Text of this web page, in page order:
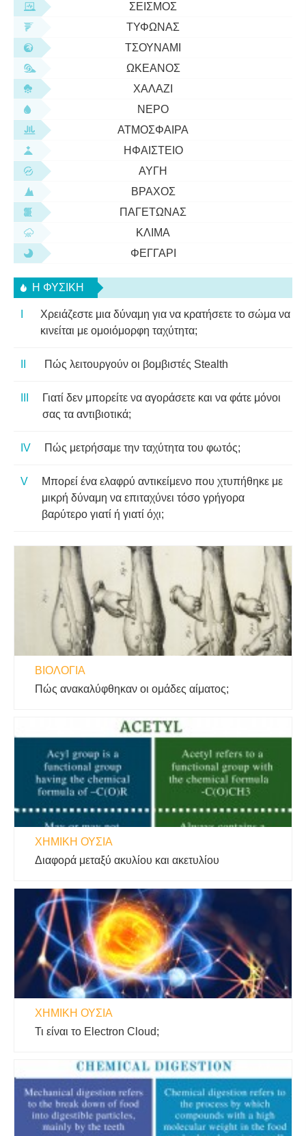
ΣΕΙΣΜΌΣ
ΤΥΦΏΝΑΣ
ΤΣΟΥΝΆΜΙ
ΩΚΕΑΝΌΣ
ΧΑΛΆΖΙ
ΝΕΡΌ
ΑΤΜΌΣΦΑΙΡΑ
ΗΦΑΊΣΤΕΙΟ
ΑΥΓΉ
ΒΡΆΧΟΣ
ΠΑΓΕΤΏΝΑΣ
ΚΛΊΜΑ
ΦΕΓΓΆΡΙ
Η ΦΥΣΙΚΗ
Χρειάζεστε μια δύναμη για να κρατήσετε το σώμα να
κινείται με ομοιόμορφη ταχύτητα;
Πώς λειτουργούν οι βομβιστές Stealth
Γιατί δεν μπορείτε να αγοράσετε και να φάτε μόνοι
σας τα αντιβιοτικά;
Πώς μετρήσαμε την ταχύτητα του φωτός;
Μπορεί ένα ελαφρύ αντικείμενο που χτυπήθηκε με
μικρή δύναμη να επιταχύνει τόσο γρήγορα
βαρύτερο γιατί ή γιατί όχι;
ΒΙΟΛΟΓΊΑ
Πώς ανακαλύφθηκαν οι ομάδες αίματος;
ΧΗΜΙΚΉ ΟΥΣΊΑ
Διαφορά μεταξύ ακυλίου και ακετυλίου
ΧΗΜΙΚΉ ΟΥΣΊΑ
Τι είναι το Electron Cloud;